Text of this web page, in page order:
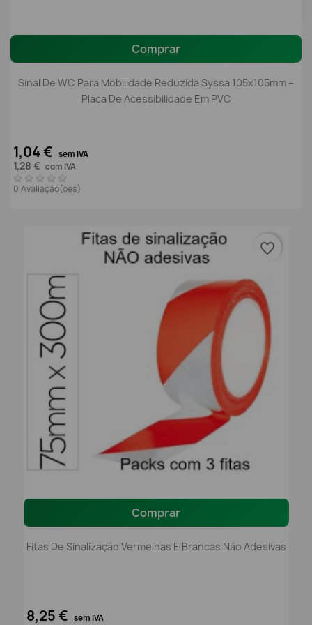
Comprar
Sinal De WC Para Mobilidade Reduzida Syssa 105x105mm –
Placa De Acessibilidade Em PVC
1,04 € sem IVA
1,28 € com IVA
0 Avaliação(ões)
Comprar
Fitas De Sinalização Vermelhas E Brancas Não Adesivas
8,25 € sem IVA
favorite_border